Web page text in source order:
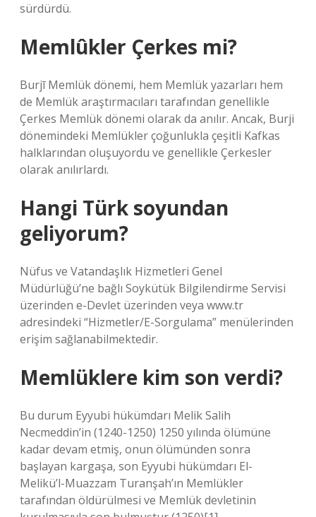
sürdürdü.
Memlûkler Çerkes mi?
Burjī Memlük dönemi, hem Memlük yazarları hem
de Memlük araştırmacıları tarafından genellikle
Çerkes Memlük dönemi olarak da anılır. Ancak, Burji
dönemindeki Memlükler çoğunlukla çeşitli Kafkas
halklarından oluşuyordu ve genellikle Çerkesler
olarak anılırlardı.
Hangi Türk soyundan
geliyorum?
Nüfus ve Vatandaşlık Hizmetleri Genel
Müdürlüğü’ne bağlı Soykütük Bilgilendirme Servisi
üzerinden e-Devlet üzerinden veya www.tr
adresindeki “Hizmetler/E-Sorgulama” menülerinden
erişim sağlanabilmektedir.
Memlüklere kim son verdi?
Bu durum Eyyubi hükümdarı Melik Salih
Necmeddin’in (1240-1250) 1250 yılında ölümüne
kadar devam etmiş, onun ölümünden sonra
başlayan kargaşa, son Eyyubi hükümdarı El-
Melikü’l-Muazzam Turanşah’ın Memlükler
tarafından öldürülmesi ve Memlük devletinin